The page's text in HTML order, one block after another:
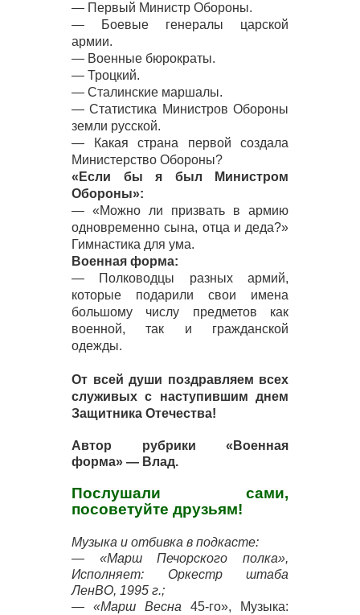
— Первый Министр Обороны.
— Боевые генералы царской
армии.
— Военные бюрократы.
— Троцкий.
— Сталинские маршалы.
— Статистика Министров Обороны
земли русской.
— Какая страна первой создала
Министерство Обороны?
«Если бы я был Министром
Обороны»:
— «Можно ли призвать в армию
одновременно сына, отца и деда?»
Гимнастика для ума.
Военная форма:
— Полководцы разных армий,
которые подарили свои имена
большому числу предметов как
военной, так и гражданской
одежды.
От всей души поздравляем всех
служивых с наступившим днем
Защитника Отечества!
Автор рубрики «Военная
форма» — Влад.
Послушали сами,
посоветуйте друзьям!
Музыка и отбивка в подкасте:
— «Марш Печорского полка»,
Исполняет: Оркестр штаба
ЛенВО, 1995 г.;
— «Марш Весна 45-го», Музыка: